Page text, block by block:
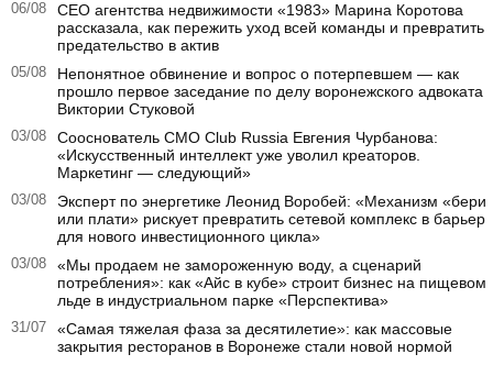
06/08
CEO агентства недвижимости «1983» Марина Коротова
рассказала, как пережить уход всей команды и превратить
предательство в актив
05/08
Непонятное обвинение и вопрос о потерпевшем — как
прошло первое заседание по делу воронежского адвоката
Виктории Стуковой
03/08
Сооснователь CMO Club Russia Евгения Чурбанова:
«Искусственный интеллект уже уволил креаторов.
Маркетинг — следующий»
03/08
Эксперт по энергетике Леонид Воробей: «Механизм «бери
или плати» рискует превратить сетевой комплекс в барьер
для нового инвестиционного цикла»
03/08
«Мы продаем не замороженную воду, а сценарий
потребления»: как «Айс в кубе» строит бизнес на пищевом
льде в индустриальном парке «Перспектива»
31/07
«Самая тяжелая фаза за десятилетие»: как массовые
закрытия ресторанов в Воронеже стали новой нормой